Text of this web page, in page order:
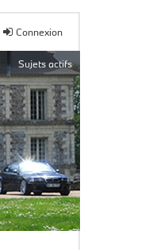
Connexion
Sujets actifs